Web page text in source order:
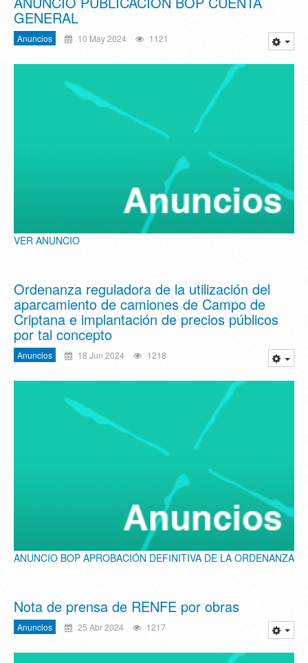
GENERAL
Anuncios 10 May 2024 1121
VER ANUNCIO
Ordenanza reguladora de la utilización del
aparcamiento de camiones de Campo de
Criptana e implantación de precios públicos
por tal concepto
Anuncios 18 Jun 2024 1218
ANUNCIO BOP APROBACIÓN DEFINITIVA DE LA ORDENANZA
Nota de prensa de RENFE por obras
Anuncios 25 Abr 2024 1217